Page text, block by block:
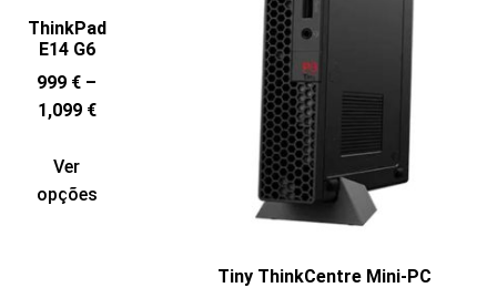
ThinkPad
E14 G6
999 € –
1,099 €
Ver
opções
Tiny ThinkCentre Mini-PC